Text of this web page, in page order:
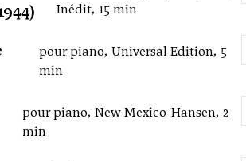
Inédit, 15 min
pour piano, Universal Edition, 5
min
pour piano, New Mexico-Hansen, 2
min